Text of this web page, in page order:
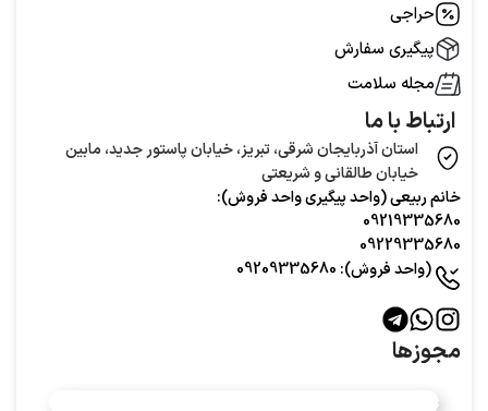
حراجی
پیگیری سفارش
مجله سلامت
ارتباط با ما
استان آذربایجان شرقی، تبریز، خیابان پاستور جدید، مابین
خیابان طالقانی و شریعتی
خانم ربیعی (واحد‌ پیگیری واحد فروش):
09219335680
09229335680
(واحد فروش): 09209335680
مجوزها